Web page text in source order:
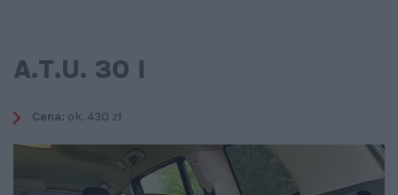
A.T.U. 30 l
Cena: ok. 430 zł